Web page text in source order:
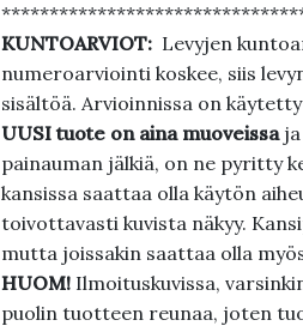
KUNTOARVIOT: Levyjen
numeroarviointi koskee, siis
sisältöä. Arvioinnissa on
UUSI tuote on aina muoveissa
painauman jälkiä, on ne pyritty
kansissa saattaa olla käytön
toivottavasti kuvista näkyy.
mutta joissakin saattaa olla
HUOM!Ilmoituskuvissa,
puolin tuotteen reunaa, joten